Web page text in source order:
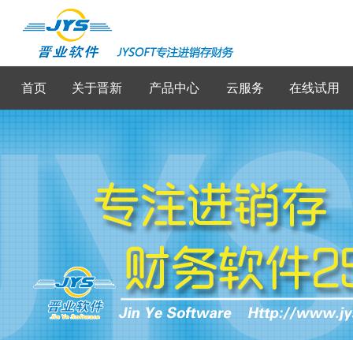
首页 关于晋新 产品中心 云服务 在线试用